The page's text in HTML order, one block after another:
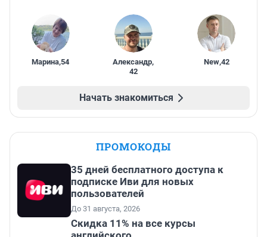
Марина,54 Александр,
42
New,42
Начать знакомиться
ПРОМОКОДЫ
35 дней бесплатного доступа к
подписке Иви для новых
пользователей
До 31 августа, 2026
Скидка 11% на все курсы